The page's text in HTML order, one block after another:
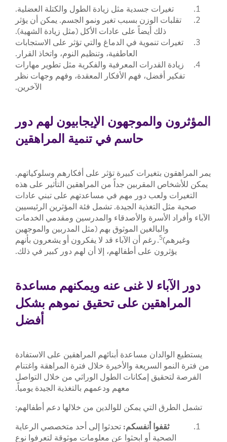
تغيرات جسدية مثل زيادة الطول والكتلة العضلية.
تقلبات الوزن بسبب تغير ونمو الجسم. يمكن أن يؤثر
ذلك أيضاً على عادات الأكل (مثل زيادة الشهية).
تغيرات تنموية في الدماغ والتي تؤثر على الاستجابات
العاطفية، وتنظيم النوم، واتخاذ القرار.
زيادة القدرات المعرفية والفكرية مثل تطوير مهارات
تفكير أفضل، فهم الأفكار المعقدة، وفهم وجهات نظر
الآخرين.
المؤثرون والموجهون الإيجابيون لهم دور
حاسم في تنمية المراهقين
يمر المراهقون بتغيرات كبيرة تؤثر على أفكارهم وسلوكياتهم.
يمكن للأشخاص المقربين جداً من المراهقين التأثير على هذه
التغيرات ولعب دور مهم في مساعدتهم على تبني عادات
صحية مثل التغذية الجيدة. تشمل فئة المؤثرين الرئيسيين
الآباء وأفراد الأسرة والأصدقاء والمدرسين ومقدمي الخدمات
والبالغين الموثوق بهم (مثل المدربين والموجهين
وغيرهم)5. رغم أن الآباء قد لا يفكرون أو يشعرون بأنهم
يؤثرون على أطفالهم، إلا أن لهم دور كبير في ذلك.
دور الآباء لا غنى عنه ويمكنهم مساعدة
المراهقين على تحقيق نموهم بشكل
أفضل
يستطيع الوالدان مساعدة أبنائهم المراهقين على الاستفادة
من فترة النمو السريعة والأخيرة خلال فترة المراهقة واغتنام
الفرصة لتحقيق إمكانات الطول الوراثي من خلال التواصل
معهم ودعمهم بالتغذية الجيدة يومياً.
تشمل الطرق التي يمكن للوالدين من خلالها دعم أطفالهم:
ثقفوا أنفسكم: تحدثوا إلى أحد متخصصي الرعاية
الصحية أو ابحثوا عن معلومات موثوقة لتعرفوا نوع